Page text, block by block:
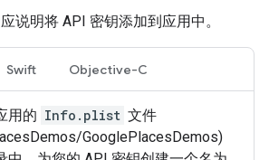
说明将 API 密钥添加到应用中。
Swift Objective-C
用的 Info.plist 文件
GooglePlacesDemos)